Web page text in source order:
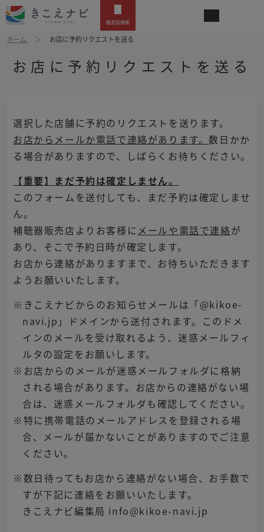
販売店検索
ホーム お店に予約リクエストを送る
お店に予約リクエストを送る
選択した店舗に予約のリクエストを送ります。
お店からメールか電話で連絡があります。数日かか
る場合がありますので、しばらくお待ちください。
【重要】まだ予約は確定しません。
このフォームを送付しても、まだ予約は確定しませ
ん。
補聴器販売店よりお客様にメールや電話で連絡が
あり、そこで予約日時が確定します。
お店から連絡がありますまで、お待ちいただきます
ようお願いいたします。
※きこえナビからのお知らせメールは「@kikoe-
navi.jp」ドメインから送付されます。このドメ
インのメールを受け取れるよう、迷惑メールフィ
ルタの設定をお願いします。
※お店からのメールが迷惑メールフォルダに格納
される場合があります。お店からの連絡がない場
合は、迷惑メールフォルダも確認してください。
※特に携帯電話のメールアドレスを登録される場
合、メールが届かないことがありますのでご注意
ください。
※数日待ってもお店から連絡がない場合、お手数で
すが下記に連絡をお願いいたします。
きこえナビ編集局 info@kikoe-navi.jp